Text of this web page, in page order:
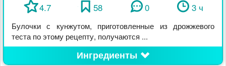
4.7 58 0 3 ч
Булочки с кунжутом, приготовленные из дрожжевого
теста по этому рецепту, получаются ...
Ингредиенты